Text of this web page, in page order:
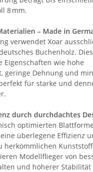
8 mm.
– Made in
verwendet Xoar
Buchenholz.
Eigenschaften wie hohe
geringe Dehnung und
für starke und
durch durchdachtes
optimierten
überlegene Effizienz
herkömmlichen
Modellflieger von
und höherer Stabilität